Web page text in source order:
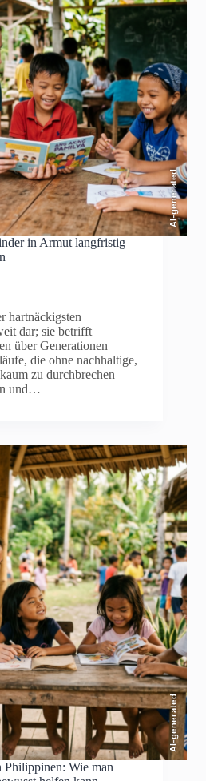
AI-generated
in Armut langfristig
hartnäckigsten
dar; sie betrifft
über Generationen
die ohne nachhaltige,
zu durchbrechen
und…
AI-generated
Wie man